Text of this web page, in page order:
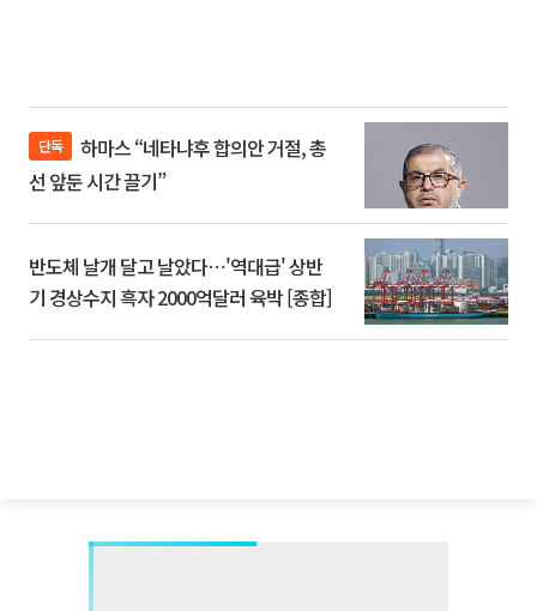
단독
선 앞둔 시간 끌기”
반도체 날개 달고 날았다⋯'역대급' 상반
기 경상수지 흑자 2000억달러 육박 [종합]